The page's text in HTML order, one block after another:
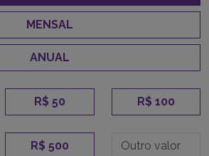
MENSAL
ANUAL
R$ 50 R$ 100
R$ 500